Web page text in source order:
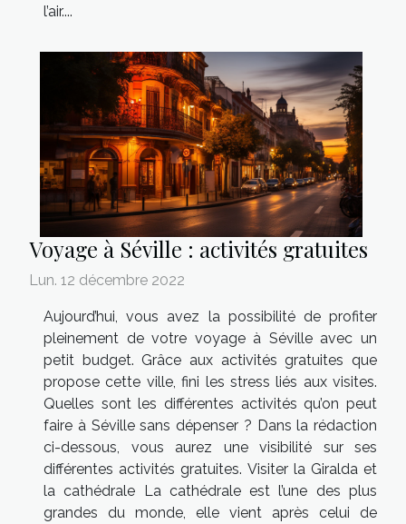
l’air....
Voyage à Séville : activités gratuites
Lun. 12 décembre 2022
Aujourd’hui, vous avez la possibilité de profiter
pleinement de votre voyage à Séville avec un
petit budget. Grâce aux activités gratuites que
propose cette ville, fini les stress liés aux visites.
Quelles sont les différentes activités qu’on peut
faire à Séville sans dépenser ? Dans la rédaction
ci-dessous, vous aurez une visibilité sur ses
différentes activités gratuites. Visiter la Giralda et
la cathédrale La cathédrale est l’une des plus
grandes du monde, elle vient après celui de